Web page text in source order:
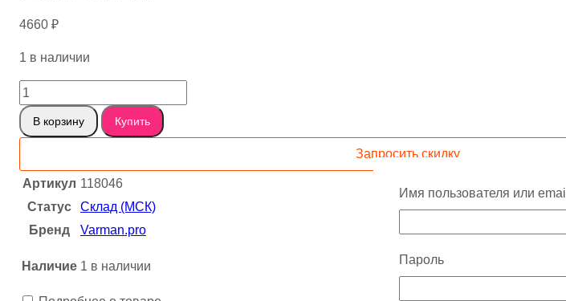
4660 ₽
1 в наличии
Количество
товара
Яблоня
слэб
118046
В корзину Купить
Запросить скидку
Артикул 118046
Статус
Склад (МСК)
Бренд
Varman.pro
Наличие 1 в наличии
Имя пользователя или email
Пароль